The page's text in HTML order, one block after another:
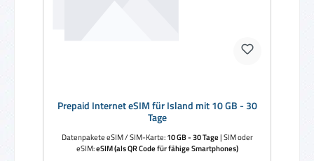
Prepaid Internet eSIM für Island mit 10 GB - 30
Tage
Datenpakete eSIM / SIM-Karte:10 GB - 30 Tage|SIM oder
eSIM:eSIM (als QR Code für fähige Smartphones)